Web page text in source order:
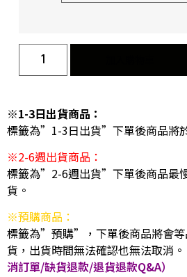
※1-3日出貨商品：
標籤為”1-3日出貨”下單後商品將
※2-6週出貨商品：
標籤為”2-6週出貨”下單後商品最
貨。
※預購商品：
標籤為”預購”，下單後商品將會等
貨，出貨時間無法確認也無法取消。
消訂單/缺貨退款/退貨退款Q&A）